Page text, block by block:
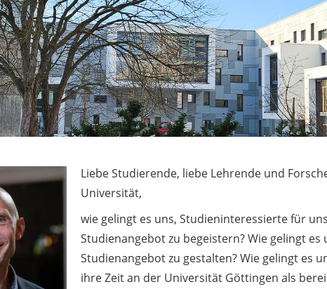
Liebe Studierende, liebe Lehrende und
Universität,
wie gelingt es uns, Studieninteressierte für
Studienangebot zu begeistern? Wie gelingt es
Studienangebot zu gestalten? Wie gelingt es
ihre Zeit an der Universität Göttingen als